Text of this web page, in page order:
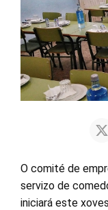
O comité de
servizo de
iniciará este